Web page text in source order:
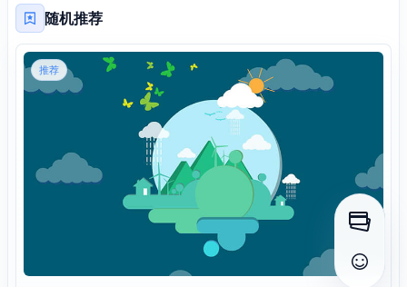
随机推荐
推荐
打开侧
查看评